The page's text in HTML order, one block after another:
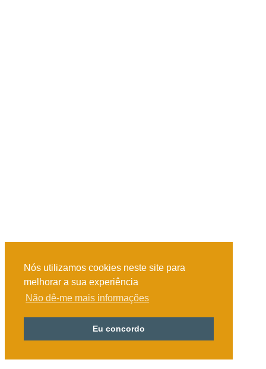
Nós utilizamos cookies neste site para
melhorar a sua experiência
Não dê-me mais informações
Eu concordo